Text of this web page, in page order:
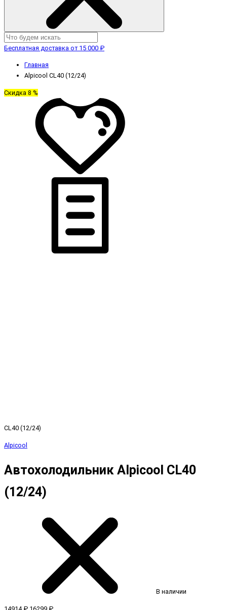
Бесплатная доставка от 15 000 ₽
Главная
Alpicool CL40 (12/24)
Скидка 8 %
CL40 (12/24)
Alpicool
Автохолодильник Alpicool CL40
(12/24)
В наличии